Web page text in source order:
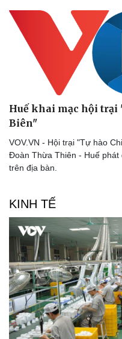
Sức khỏe
Dinh dưỡng - món ngon
Cây thuốc
Sản phụ khoa
Nhi khoa
Nam khoa
Làm đẹp - giảm cân
Huế khai mạc hội trại
Biên"
VOV.VN - Hội trại "Tự hào
Đoàn Thừa Thiên - Huế phát
trên địa bàn.
KINH TẾ